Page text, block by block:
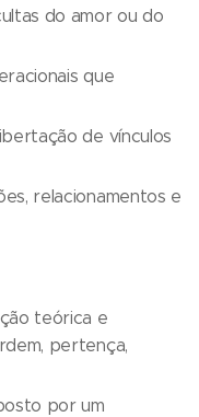
do amor ou do
que
de vínculos
relacionamentos e
teórica e
pertença,
por um